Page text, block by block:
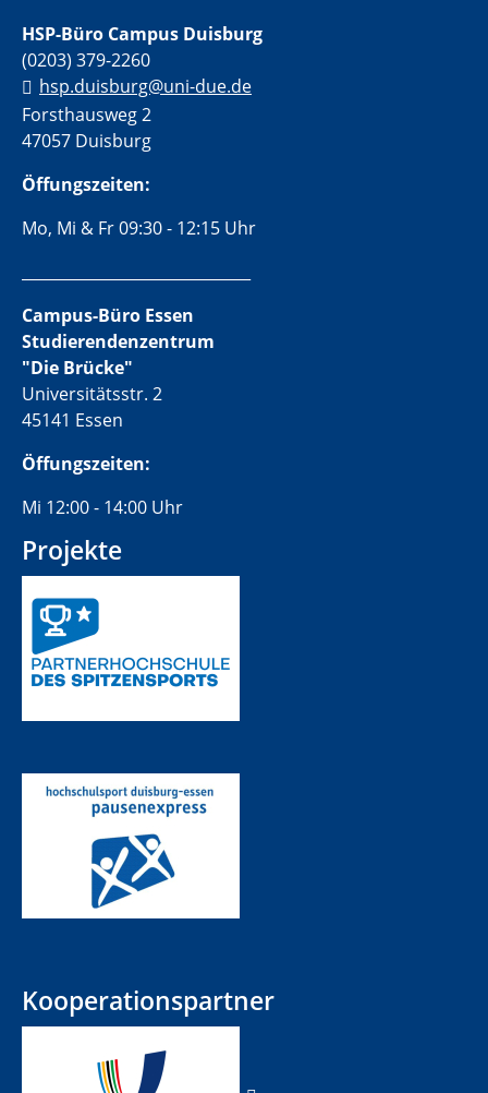
HSP-Büro Campus Duisburg
(0203) 379-2260
hsp.duisburg@uni-due.de
Forsthausweg 2
47057 Duisburg
Öffungszeiten:
Mo, Mi & Fr 09:30 - 12:15 Uhr
Campus-Büro Essen
Studierendenzentrum
"Die Brücke"
Universitätsstr. 2
45141 Essen
Öffungszeiten:
Mi 12:00 - 14:00 Uhr
Projekte
Kooperationspartner